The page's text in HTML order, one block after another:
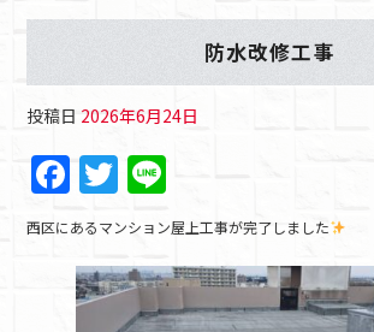
防水改修工事
投稿日 2026年6月24日
F
a
c
e
T
w
itt
er
n
e
西区にあるマンション屋上工事が完了しました